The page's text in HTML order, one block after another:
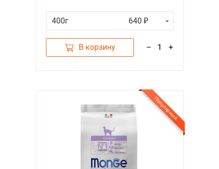
с индейкой
400г 640 ₽
В корзину – 1 +
Популярный